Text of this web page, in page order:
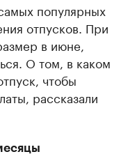
популярных
отпусков. При
в июне,
О том, в каком
чтобы
рассказали